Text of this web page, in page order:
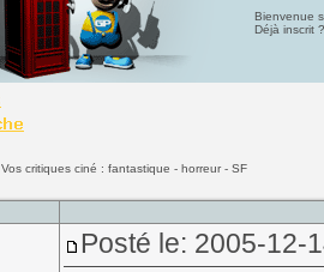
Bienvenue
Déjà inscrit
Vos critiques ciné : fantastique - horreur - SF
Posté le: 2005-12-